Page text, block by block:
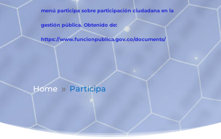
menú participa sobre participación ciudadana en la
gestión pública. Obtenido de:
https://www.funcionpublica.gov.co/documents/
Home 9 Participa